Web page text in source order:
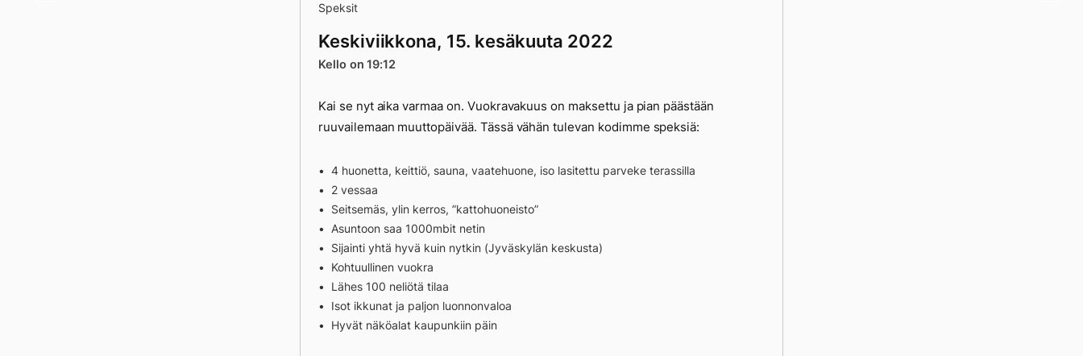
Speksit
Keskiviikkona, 15. kesäkuuta 2022
Kello on 19:12
Kai se nyt aika varmaa on. Vuokravakuus on maksettu ja pian päästään
ruuvailemaan muuttopäivää. Tässä vähän tulevan kodimme speksiä:
4 huonetta, keittiö, sauna, vaatehuone, iso lasitettu parveke terassilla
2 vessaa
Seitsemäs, ylin kerros, ”kattohuoneisto”
Asuntoon saa 1000mbit netin
Sijainti yhtä hyvä kuin nytkin (Jyväskylän keskusta)
Kohtuullinen vuokra
Lähes 100 neliötä tilaa
Isot ikkunat ja paljon luonnonvaloa
Hyvät näköalat kaupunkiin päin